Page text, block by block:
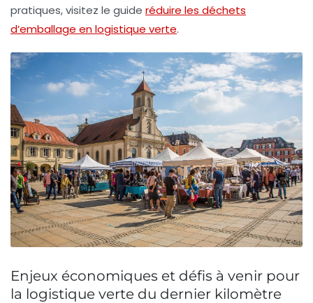
pratiques, visitez le guide réduire les déchets
d’emballage en logistique verte.
Enjeux économiques et défis à venir pour
la logistique verte du dernier kilomètre